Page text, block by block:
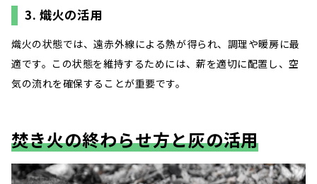
3. 熾火の活用
熾火の状態では、遠赤外線による熱が得られ、調理や暖房に最
適です。​この状態を維持するためには、薪を適切に配置し、空
気の流れを確保することが重要です。 ​
焚き火の終わらせ方と灰の活用